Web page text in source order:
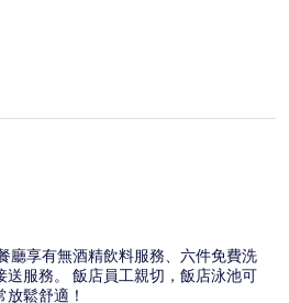
廳享有無酒精飲料服務、六件免費洗
服務。 飯店員工親切，飯店泳池可
鬆舒適！